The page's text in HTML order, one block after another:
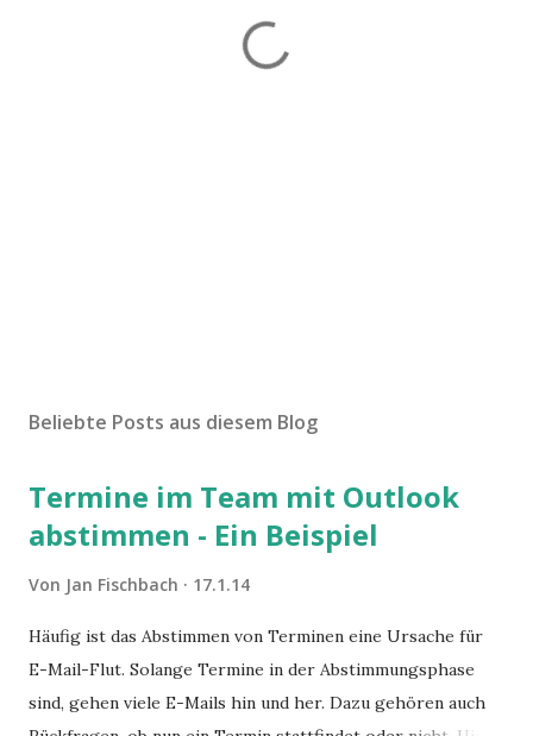
Beliebte Posts aus diesem Blog
Termine im Team mit Outlook
abstimmen - Ein Beispiel
Von Jan Fischbach 17.1.14
Häufig ist das Abstimmen von Terminen eine Ursache für
E-Mail-Flut. Solange Termine in der Abstimmungsphase
sind, gehen viele E-Mails hin und her. Dazu gehören auch